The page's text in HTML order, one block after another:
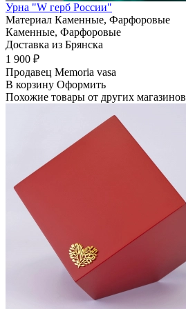
Урна "W герб России"
Материал Каменные, Фарфоровые
Каменные, Фарфоровые
Доставка из Брянска
1 900 ₽
Продавец Memoria vasa
В корзину Оформить
Похожие товары от других магазинов